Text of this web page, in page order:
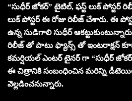
“సుధీర్ జోకర్” టైటిల్, ఫస్ట్ లుక్ పోస్టర్
లుక్ పోస్టర్ ఈ రోజు రిలీజ్ చేశారు. ఈ
ఉన్న సుడిగాలి సుధీర్
రిలీజ్ తో పాటు ఫ్యాన్స్ తో ఇంటరాక్షన్
కమర్షియల్ ఎంటర్ టైనర్ గా “సుధీర్
ఈ చిత్రానికి సంబంధించిన మరిన్ని
వెల్లడించనున్నారు.